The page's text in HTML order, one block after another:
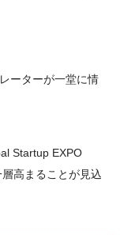
ーターが一堂に情
Startup EXPO
高まることが見込